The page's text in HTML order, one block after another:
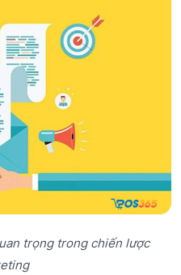
trọng trong chiến lược